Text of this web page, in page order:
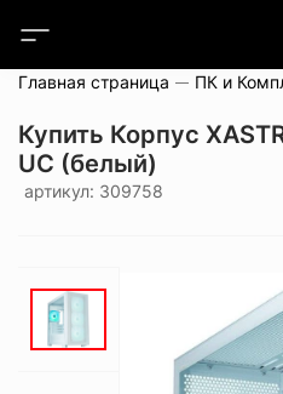
Главная страница ПК и
Купить Корпус
UC (белый)
артикул: 309758